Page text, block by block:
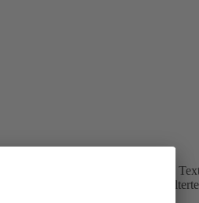
sind schwer zu sehen.
Einige
grau-weiß (z. B. bei